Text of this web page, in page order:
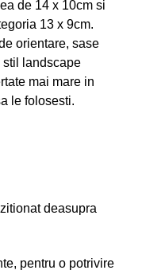
de 14 x 10cm si
13 x 9cm.
orientare, sase
stil landscape
mai mare in
le folosesti.
deasupra
pentru o potrivire